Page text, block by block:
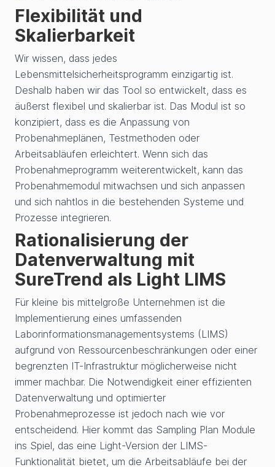
Flexibilität und
Skalierbarkeit
Wir wissen, dass jedes
Lebensmittelsicherheitsprogramm einzigartig ist.
Deshalb haben wir das Tool so entwickelt, dass es
äußerst flexibel und skalierbar ist. Das Modul ist so
konzipiert, dass es die Anpassung von
Probenahmeplänen, Testmethoden oder
Arbeitsabläufen erleichtert. Wenn sich das
Probenahmeprogramm weiterentwickelt, kann das
Probenahmemodul mitwachsen und sich anpassen
und sich nahtlos in die bestehenden Systeme und
Prozesse integrieren.
Rationalisierung der
Datenverwaltung mit
SureTrend als Light LIMS
Für kleine bis mittelgroße Unternehmen ist die
Implementierung eines umfassenden
Laborinformationsmanagementsystems (LIMS)
aufgrund von Ressourcenbeschränkungen oder einer
begrenzten IT-Infrastruktur möglicherweise nicht
immer machbar. Die Notwendigkeit einer effizienten
Datenverwaltung und optimierter
Probenahmeprozesse ist jedoch nach wie vor
entscheidend. Hier kommt das Sampling Plan Module
ins Spiel, das eine Light-Version der LIMS-
Funktionalität bietet, um die Arbeitsabläufe bei der